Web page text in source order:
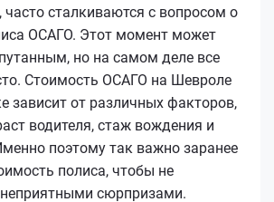
сталкиваются с вопросом о
ОСАГО. Этот момент может
но на самом деле все
Стоимость ОСАГО на Шевроле
зависит от различных факторов,
водителя, стаж вождения и
поэтому так важно заранее
полиса, чтобы не
неприятными сюрпризами.